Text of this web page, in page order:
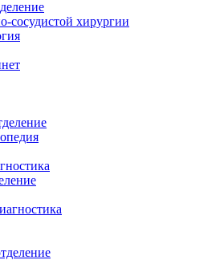
сосудистой хирургии